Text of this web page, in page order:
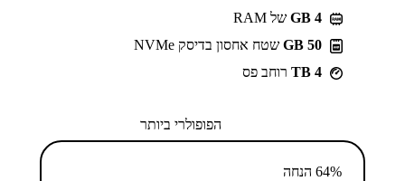
GB 4 של RAM
50 GB
שטח אחסון בדיסק NVMe
4 TB
רוחב פס
הפופולרי ביותר
64% הנחה